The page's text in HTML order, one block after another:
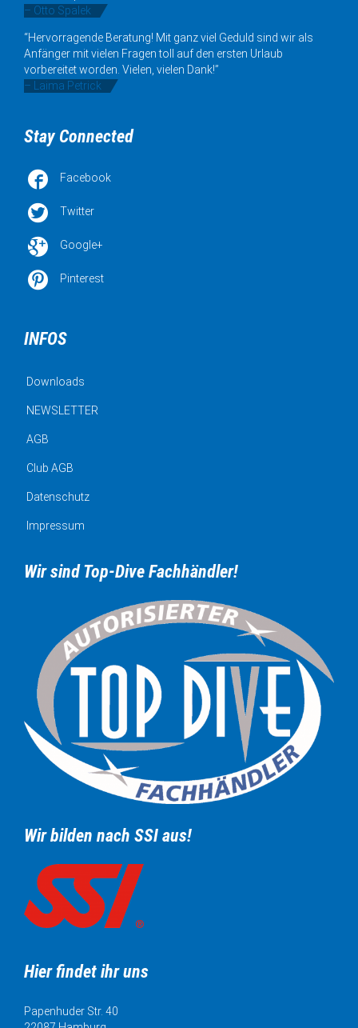
– Otto Spalek
“Hervorragende Beratung! Mit ganz viel Geduld sind wir als
Anfänger mit vielen Fragen toll auf den ersten Urlaub
vorbereitet worden. Vielen, vielen Dank!”
– Laima Petrick
Stay Connected
 Facebook
 Twitter
 Google+
 Pinterest
INFOS
Downloads
NEWSLETTER
AGB
Club AGB
Datenschutz
Impressum
Wir sind Top-Dive Fachhändler!
Wir bilden nach SSI aus!
Hier findet ihr uns
Papenhuder Str. 40